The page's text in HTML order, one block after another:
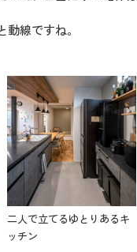
線ですね。
二人で立てるゆとりあるキ
ッチン